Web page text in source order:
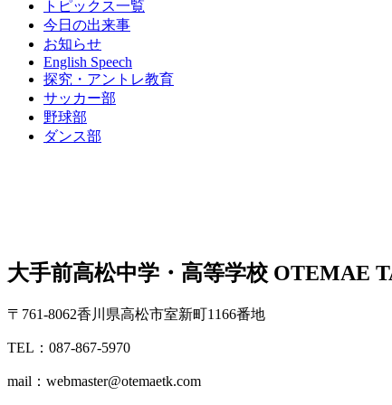
トピックス一覧
今日の出来事
お知らせ
English Speech
探究・アントレ教育
サッカー部
野球部
ダンス部
大手前高松中学・高等学校 OTEMAE
〒761-8062香川県高松市室新町1166番地
TEL：087-867-5970
mail：webmaster@otemaetk.com